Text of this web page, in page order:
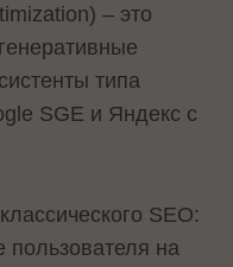
– это
типа
SGE и Яндекс с
SEO:
пользователя на